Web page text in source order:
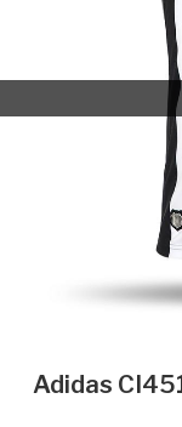
Adidas